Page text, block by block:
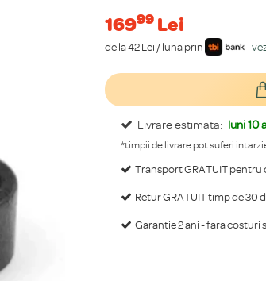
16999 Lei
de la 42 Lei / luna prin -
Livrare estimata: luni 10
*timpii de livrare pot suferi
Transport GRATUIT pentru
Retur GRATUIT timp de 30
Garantie 2 ani - fara costuri